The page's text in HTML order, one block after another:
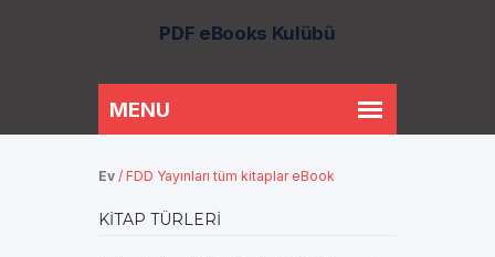
PDF eBooks Kulübü
Ev / FDD Yayınları tüm kitaplar eBook
KITAP TÜRLERI